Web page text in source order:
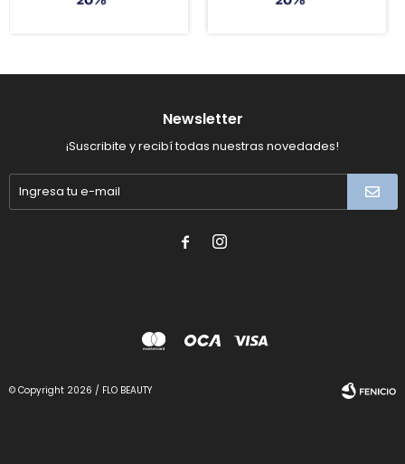
Newsletter
¡Suscribite y recibí todas nuestras novedades!
 
© Copyright 2026 / FLO BEAUTY